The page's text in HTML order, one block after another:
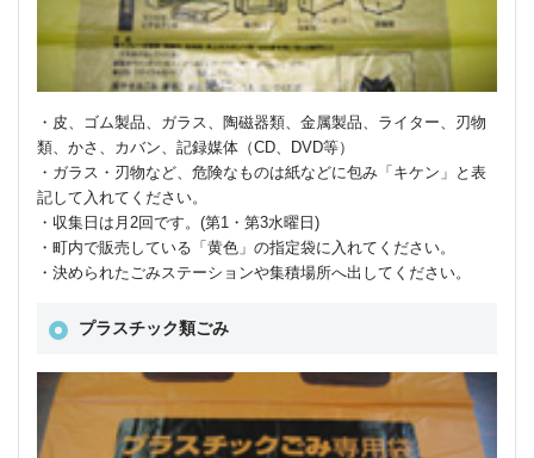
・皮、ゴム製品、ガラス、陶磁器類、金属製品、ライター、刃物
類、かさ、カバン、記録媒体（CD、DVD等）
・ガラス・刃物など、危険なものは紙などに包み「キケン」と表
記して入れてください。
・収集日は月2回です。(第1・第3水曜日)
・町内で販売している「黄色」の指定袋に入れてください。
・決められたごみステーションや集積場所へ出してください。
プラスチック類ごみ